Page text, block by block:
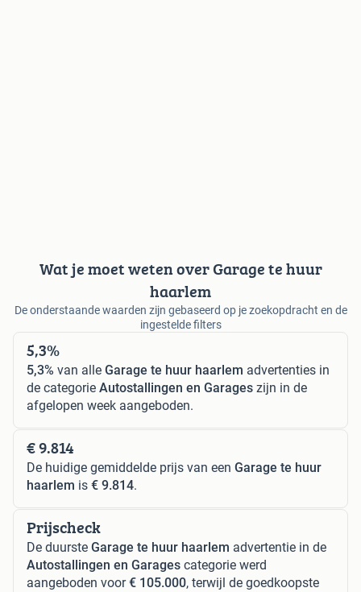
Wat je moet weten over Garage te huur
haarlem
De onderstaande waarden zijn gebaseerd op je zoekopdracht en de
ingestelde filters
5,3%
5,3% van alle Garage te huur haarlem advertenties in
de categorie Autostallingen en Garages zijn in de
afgelopen week aangeboden.
€ 9.814
De huidige gemiddelde prijs van een Garage te huur
haarlem is € 9.814.
Prijscheck
De duurste Garage te huur haarlem advertentie in de
Autostallingen en Garages categorie werd
aangeboden voor€ 105.000, terwijl de goedkoopste